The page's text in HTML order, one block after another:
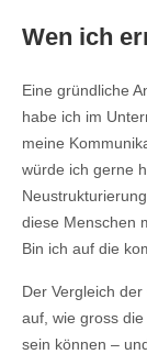
Wen ich
Eine gründliche
habe ich im
meine
würde ich gerne
diese Menschen
Bin ich auf die
Der Vergleich
auf, wie gross
sein können –